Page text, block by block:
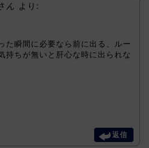
ん より:
た瞬間に必要なら前に出る、ルー
持ちが無いと肝心な時に出られな
返信